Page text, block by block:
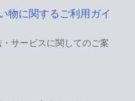
物に関するご利用ガイ
サービスに関してのご案